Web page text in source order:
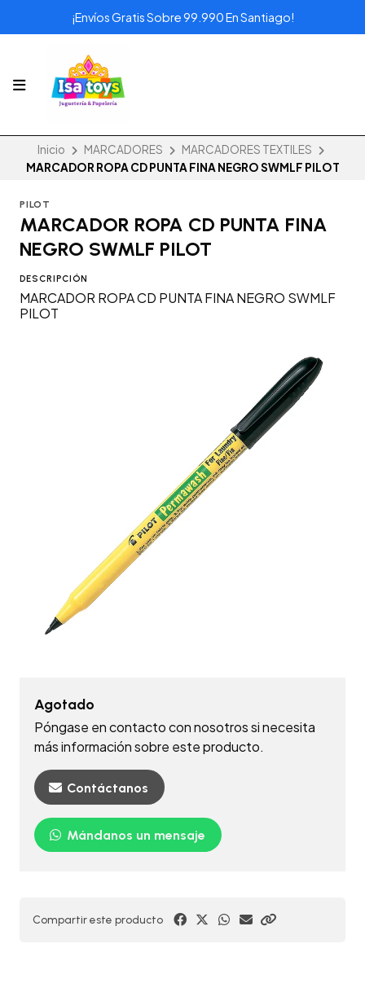
¡Envíos Gratis Sobre 99.990 En Santiago!
Inicio MARCADORES
MARCADORES TEXTILES
MARCADOR ROPA CD PUNTA FINA NEGRO SWMLF PILOT
PILOT
MARCADOR ROPA CD PUNTA FINA
NEGRO SWMLF PILOT
DESCRIPCIÓN
MARCADOR ROPA CD PUNTA FINA NEGRO SWMLF
PILOT
Agotado
Póngase en contacto con nosotros si necesita
más información sobre este producto.
Contáctanos
Mándanos un mensaje
Compartir este producto